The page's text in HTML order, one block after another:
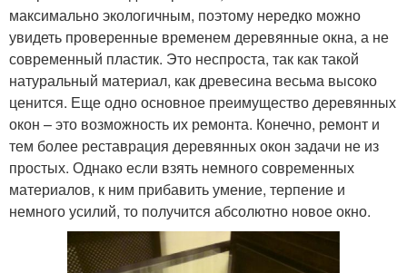
максимально экологичным, поэтому нередко можно
увидеть проверенные временем деревянные окна, а не
современный пластик. Это неспроста, так как такой
натуральный материал, как древесина весьма высоко
ценится. Еще одно основное преимущество деревянных
окон – это возможность их ремонта. Конечно, ремонт и
тем более реставрация деревянных окон задачи не из
простых. Однако если взять немного современных
материалов, к ним прибавить умение, терпение и
немного усилий, то получится абсолютно новое окно.